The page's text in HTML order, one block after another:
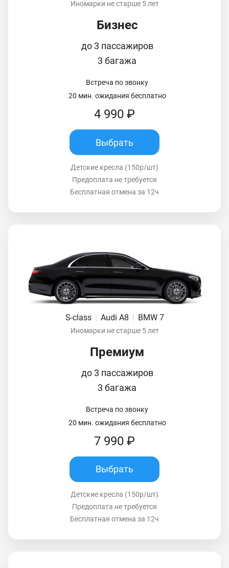
Иномарки не старше 5 лет
Бизнес
до 3 пассажиров
3 багажа
Встреча по звонку
20 мин. ожидания бесплатно
4 990 ₽
Выбрать
Детские кресла (150р/шт)
Предоплата не требуется
Бесплатная отмена за 12ч
S-class | Audi A8 | BMW 7
Иномарки не старше 5 лет
Премиум
до 3 пассажиров
3 багажа
Встреча по звонку
20 мин. ожидания бесплатно
7 990 ₽
Выбрать
Детские кресла (150р/шт)
Предоплата не требуется
Бесплатная отмена за 12ч